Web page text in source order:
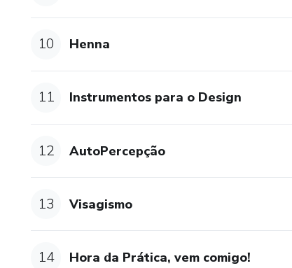
10 Henna
11 Instrumentos para o Design
12 AutoPercepção
13 Visagismo
14 Hora da Prática, vem comigo!